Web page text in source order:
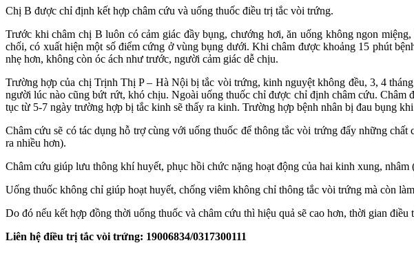
Chị B được chỉ định kết hợp châm cứu và uống thuốc điều trị tắc vòi trứng.
Trước khi châm chị B luôn có cảm giác đầy bụng, chướng hơi, ăn uống không ngon
chối, có xuất hiện một số điểm cứng ở vùng bụng dưới. Khi châm được khoảng 15 phút
nhẹ hơn, không còn óc ách như trước, người cảm giác dễ chịu.
Trường hợp của chị Trịnh Thị P – Hà Nội bị tắc vòi trứng, kinh nguyệt không đều, 3, 4
người lúc nào cũng bứt rứt, khó chịu. Ngoài uống thuốc chỉ được chỉ định châm cứu.
tục từ 5-7 ngày trường hợp bị tắc kinh sẽ thấy ra kinh. Trường hợp bệnh nhân bị đau bụng
Châm cứu sẽ có tác dụng hỗ trợ cùng với uống thuốc để thông tắc vòi trứng đẩy những
ra nhiều hơn).
Châm cứu giúp lưu thông khí huyết, phục hồi chức nặng hoạt động của hai kinh xung,
Uống thuốc không chỉ giúp hoạt huyết, chống viêm không chỉ thông tắc vòi trứng mà còn
Do đó nếu kết hợp đồng thời uống thuốc và châm cứu thì hiệu quả sẽ cao hơn, thời gian điều
Liên hệ điều trị tắc vòi trứng: 19006834/0317300111